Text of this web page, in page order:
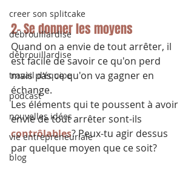
creer son splitcake
débrouillardise
débrouillardise
travail d'équipe
podcast
nouvelles idées
vie entrepreneuriale
blog
2- Se donner les moyens
Quand on a envie de tout arrêter, il
est facile de savoir ce qu'on perd
mais pas ce qu'on va gagner en
échange.
Les éléments qui te poussent à avoir
envie de tout arrêter sont-ils
contrôlables? Peux-tu agir dessus
par quelque moyen que ce soit?